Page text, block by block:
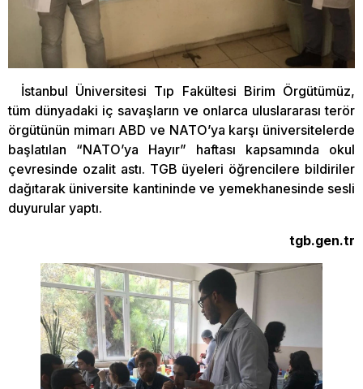
İstanbul Üniversitesi Tıp Fakültesi Birim Örgütümüz,
tüm dünyadaki iç savaşların ve onlarca uluslararası terör
örgütünün mimarı ABD ve NATO’ya karşı üniversitelerde
başlatılan “NATO’ya Hayır” haftası kapsamında okul
çevresinde ozalit astı. TGB üyeleri öğrencilere bildiriler
dağıtarak üniversite kantininde ve yemekhanesinde sesli
duyurular yaptı.
tgb.gen.tr